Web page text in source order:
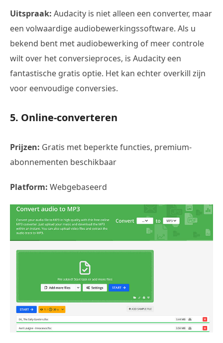
Uitspraak: Audacity is niet alleen een converter, maar
een volwaardige audiobewerkingssoftware. Als u
bekend bent met audiobewerking of meer controle
wilt over het conversieproces, is Audacity een
fantastische gratis optie. Het kan echter overkill zijn
voor eenvoudige conversies.
5. Online-converteren
Prijzen: Gratis met beperkte functies, premium-
abonnementen beschikbaar
Platform: Webgebaseerd